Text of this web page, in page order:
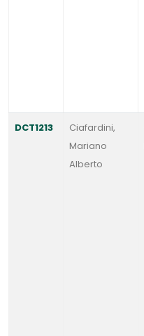
DCT1213
Ciafardini,
Mariano
Alberto